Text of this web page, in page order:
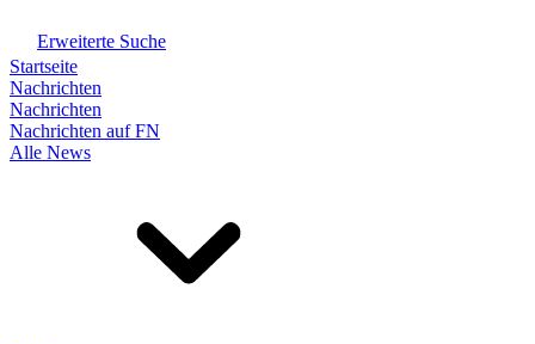
Erweiterte Suche
Startseite
Nachrichten
Nachrichten
Nachrichten auf FN
Alle News